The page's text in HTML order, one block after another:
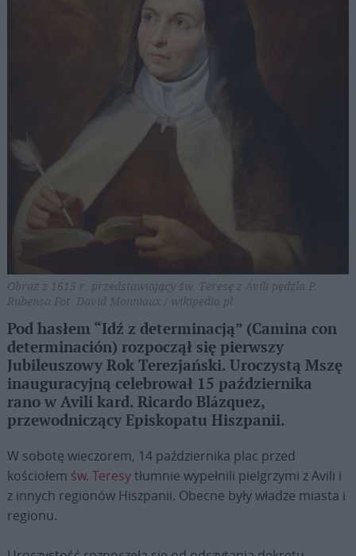
Obraz z 1615 r. przedstawiający św. Teresę z Ávili pędzla P.
Rubensa Fot. David Monniaux / wikipedia.pl
Pod hasłem “Idź z determinacją” (Camina con
determinación) rozpoczął się pierwszy
Jubileuszowy Rok Terezjański. Uroczystą Mszę
inauguracyjną celebrował 15 października
rano w Avili kard. Ricardo Blázquez,
przewodniczący Episkopatu Hiszpanii.
W sobotę wieczorem, 14 października plac przed
kościołem św. Teresytłumnie wypełnili pielgrzymi z Avili i
z innych regionów Hiszpanii. Obecne były władze miasta i
regionu.